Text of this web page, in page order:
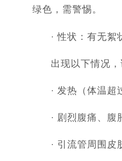
绿色，需警惕。
· 性状：有无絮
出现以下情况，
· 发热（体温超
· 剧烈腹痛、腹
· 引流管周围